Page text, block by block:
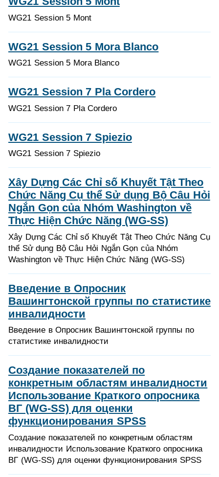
WG21 Session 5 Mont
WG21 Session 5 Mora Blanco
WG21 Session 5 Mora Blanco
WG21 Session 7 Pla Cordero
WG21 Session 7 Pla Cordero
WG21 Session 7 Spiezio
WG21 Session 7 Spiezio
Xây Dựng Các Chỉ số Khuyết Tật Theo
Chức Năng Cụ thể Sử dụng Bộ Câu Hỏi
Ngắn Gọn của Nhóm Washington về
Thực Hiện Chức Năng (WG-SS)
Xây Dựng Các Chỉ số Khuyết Tật Theo Chức Năng Cụ
thể Sử dụng Bộ Câu Hỏi Ngắn Gọn của Nhóm
Washington về Thực Hiện Chức Năng (WG-SS)
Введение в Опросник
Вашингтонской группы по статистике
инвалидности
Введение в Опросник Вашингтонской группы по
статистике инвалидности
Создание показателей по
конкретным областям инвалидности
Использование Краткого опросника
ВГ (WG-SS) для оценки
функционирования SPSS
Создание показателей по конкретным областям
инвалидности Использование Краткого опросника
ВГ (WG-SS) для оценки функционирования SPSS